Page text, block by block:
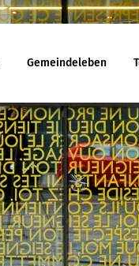
Gemeindeleben
Termine
Gottesdienst
Veranstaltungen
Reisen